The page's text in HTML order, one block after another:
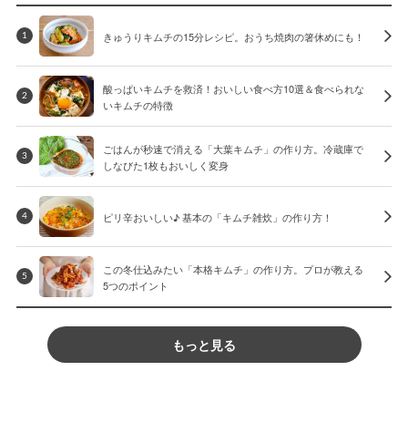
1 きゅうりキムチの15分レシピ。おうち焼肉の箸休めにも！
2
酸っぱいキムチを救済！おいしい食べ方10選＆食べられな
いキムチの特徴
3
ごはんが秒速で消える「大葉キムチ」の作り方。冷蔵庫で
しなびた1枚もおいしく変身
4 ピリ辛おいしい♪ 基本の「キムチ雑炊」の作り方！
5
この冬仕込みたい「本格キムチ」の作り方。プロが教える
5つのポイント
もっと見る